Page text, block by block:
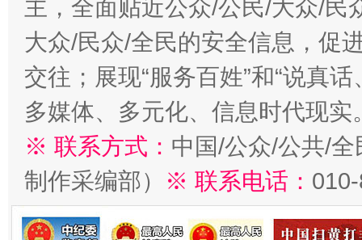
主，全面贴近公众/公民/大众/民
大众/民众/全民的安全信息，促
交往；展现“服务百姓”和“说真
多媒体、多元化、信息时代现实
※ 联系方式： 中国/公众/公共/
制作采编部）
※ 联系电话：